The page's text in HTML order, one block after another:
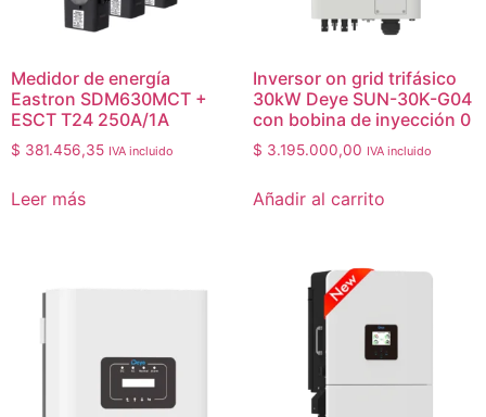
Medidor de energía
Eastron SDM630MCT +
ESCT T24 250A/1A
$ 381.456,35 IVA incluido
Leer más
Inversor on grid trifásico
30kW Deye SUN-30K-G04
con bobina de inyección 0
$ 3.195.000,00 IVA incluido
Añadir al carrito